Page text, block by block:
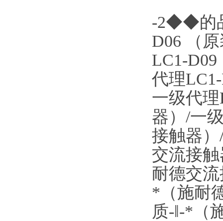
-2◆◆的
D06 （
LC1-
代理
一级代
器）/一
接触器
交流接
耐德交
*（施耐
质-‖-*（